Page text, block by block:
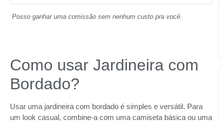
Posso ganhar uma comissão sem nenhum custo pra você.
Como usar Jardineira com
Bordado?
Usar uma jardineira com bordado é simples e versátil. Para
um look casual, combine-a com uma camiseta básica ou uma